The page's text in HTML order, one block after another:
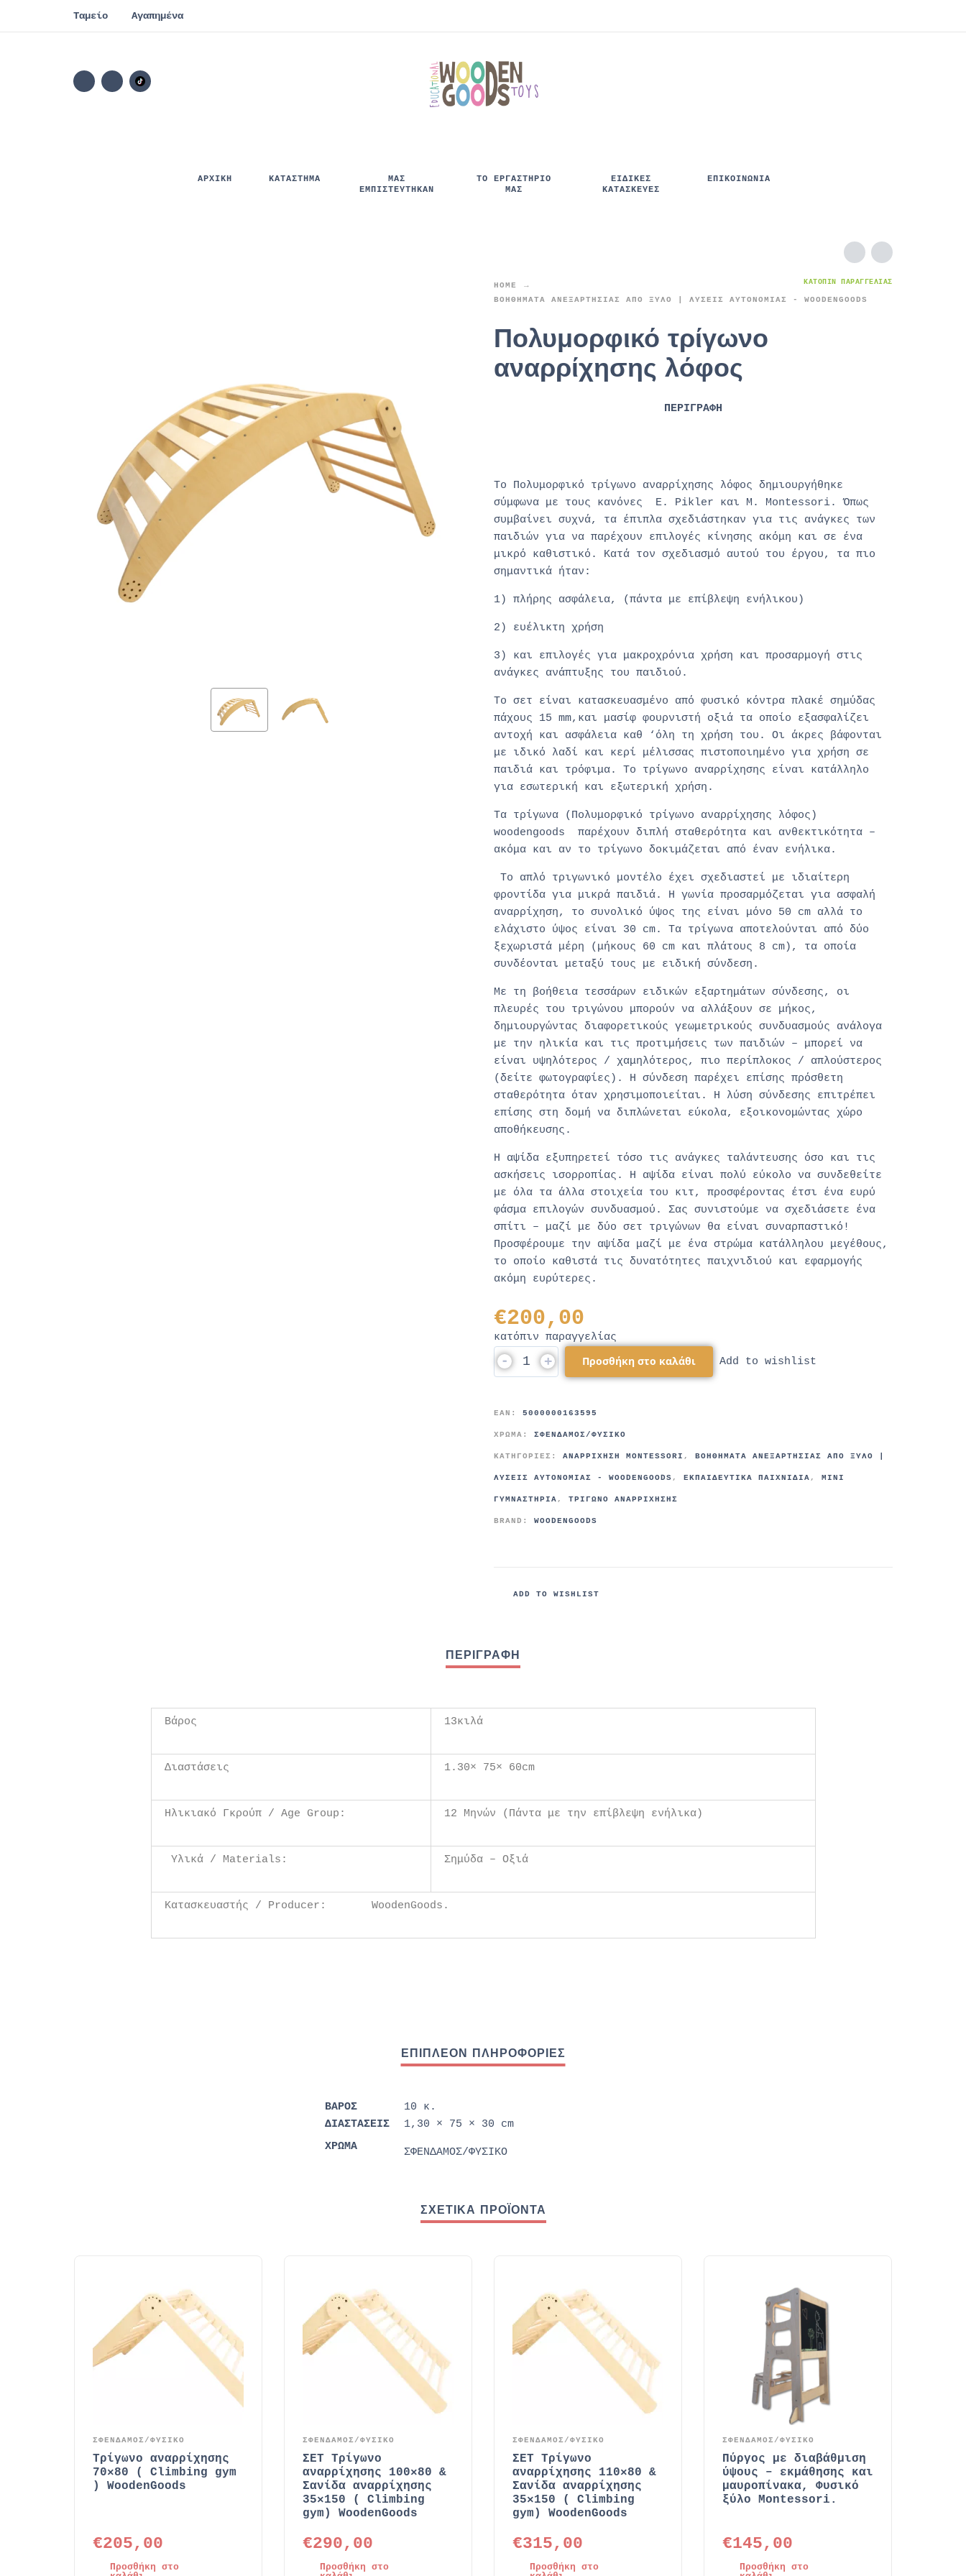
Ταμείο Αγαπημένα
ΑΡΧΙΚΗ ΚΑΤΑΣΤΗΜΑ
ΜΑΣ
ΕΜΠΙΣΤΕΥΤΉΚΑΝ
ΤΟ ΕΡΓΑΣΤΗΡΙΟ
ΜΑΣ
ΕΙΔΙΚΈΣ
ΚΑΤΑΣΚΕΥΈΣ
ΕΠΙΚΟΙΝΩΝΙΑ
HOME
ΒΟΗΘΉΜΑΤΑ ΑΝΕΞΑΡΤΗΣΊΑΣ ΑΠΌ ΞΎΛΟ | ΛΎΣΕΙΣ ΑΥΤΟΝΟΜΊΑΣ - WOODENGOODS
ΚΑΤΌΠΙΝ ΠΑΡΑΓΓΕΛΊΑΣ
Πολυμορφικό τρίγωνο
αναρρίχησης λόφος
ΠΕΡΙΓΡΑΦΗ
Το Πολυμορφικό τρίγωνο αναρρίχησης λόφος δημιουργήθηκε
σύμφωνα με τους κανόνες E. Pikler και M. Montessori. Όπως
συμβαίνει συχνά, τα έπιπλα σχεδιάστηκαν για τις ανάγκες των
παιδιών για να παρέχουν επιλογές κίνησης ακόμη και σε ένα
μικρό καθιστικό. Κατά τον σχεδιασμό αυτού του έργου, τα πιο
σημαντικά ήταν:
1) πλήρης ασφάλεια, (πάντα με επίβλεψη ενήλικου)
2) ευέλικτη χρήση
3) και επιλογές για μακροχρόνια χρήση και προσαρμογή στις
ανάγκες ανάπτυξης του παιδιού.
Το σετ είναι κατασκευασμένο από φυσικό κόντρα πλακέ σημύδας
πάχους 15 mm,και μασίφ φουρνιστή οξιά τα οποίο εξασφαλίζει
αντοχή και ασφάλεια καθ ‘όλη τη χρήση του. Οι άκρες βάφονται
με ιδικό λαδί και κερί μέλισσας πιστοποιημένο για χρήση σε
παιδιά και τρόφιμα. Το τρίγωνο αναρρίχησης είναι κατάλληλο
για εσωτερική και εξωτερική χρήση.
Τα τρίγωνα (Πολυμορφικό τρίγωνο αναρρίχησης λόφος)
woodengoods παρέχουν διπλή σταθερότητα και ανθεκτικότητα –
ακόμα και αν το τρίγωνο δοκιμάζεται από έναν ενήλικα.
Το απλό τριγωνικό μοντέλο έχει σχεδιαστεί με ιδιαίτερη
φροντίδα για μικρά παιδιά. Η γωνία προσαρμόζεται για ασφαλή
αναρρίχηση, το συνολικό ύψος της είναι μόνο 50 cm αλλά το
ελάχιστο ύψος είναι 30 cm. Τα τρίγωνα αποτελούνται από δύο
ξεχωριστά μέρη (μήκους 60 cm και πλάτους 8 cm), τα οποία
συνδέονται μεταξύ τους με ειδική σύνδεση.
Με τη βοήθεια τεσσάρων ειδικών εξαρτημάτων σύνδεσης, οι
πλευρές του τριγώνου μπορούν να αλλάξουν σε μήκος,
δημιουργώντας διαφορετικούς γεωμετρικούς συνδυασμούς ανάλογα
με την ηλικία και τις προτιμήσεις των παιδιών – μπορεί να
είναι υψηλότερος / χαμηλότερος, πιο περίπλοκος / απλούστερος
(δείτε φωτογραφίες). Η σύνδεση παρέχει επίσης πρόσθετη
σταθερότητα όταν χρησιμοποιείται. Η λύση σύνδεσης επιτρέπει
επίσης στη δομή να διπλώνεται εύκολα, εξοικονομώντας χώρο
αποθήκευσης.
Η αψίδα εξυπηρετεί τόσο τις ανάγκες ταλάντευσης όσο και τις
ασκήσεις ισορροπίας. Η αψίδα είναι πολύ εύκολο να συνδεθείτε
με όλα τα άλλα στοιχεία του κιτ, προσφέροντας έτσι ένα ευρύ
φάσμα επιλογών συνδυασμού. Σας συνιστούμε να σχεδιάσετε ένα
σπίτι – μαζί με δύο σετ τριγώνων θα είναι συναρπαστικό!
Προσφέρουμε την αψίδα μαζί με ένα στρώμα κατάλληλου μεγέθους,
το οποίο καθιστά τις δυνατότητες παιχνιδιού και εφαρμογής
ακόμη ευρύτερες.
€200,00
κατόπιν παραγγελίας
- + Προσθήκη στο καλάθι Add to wishlist
EAN: 5000000163595
ΧΡΩΜΑ: ΣΦΕΝΔΑΜΟΣ/ΦΥΣΙΚΟ
ΚΑΤΗΓΟΡΊΕΣ: ΑΝΑΡΡΊΧΗΣΗ MONTESSORI , ΒΟΗΘΉΜΑΤΑ ΑΝΕΞΑΡΤΗΣΊΑΣ ΑΠΌ ΞΎΛΟ |
ΛΎΣΕΙΣ ΑΥΤΟΝΟΜΊΑΣ - WOODENGOODS , ΕΚΠΑΙΔΕΥΤΙΚΆ ΠΑΙΧΝΊΔΙΑ , ΜΙΝΙ
ΓΥΜΝΑΣΤΉΡΙΑ , ΤΡΊΓΩΝΟ ΑΝΑΡΡΊΧΗΣΗΣ
BRAND: WOODENGOODS
ADD TO WISHLIST
Βάρος 13κιλά
Διαστάσεις 1.30× 75× 60cm
Ηλικιακό Γκρούπ / Age Group: 12 Μηνών (Πάντα με την επίβλεψη ενήλικα)
Υλικά / Materials: Σημύδα – Οξιά
Κατασκευαστής / Producer: WoodenGoods.
ΒΆΡΟΣ
10 κ.
ΔΙΑΣΤΆΣΕΙΣ
1,30 × 75 × 30 cm
ΧΡΩΜΑ
ΣΦΕΝΔΑΜΟΣ/ΦΥΣΙΚΟ
ΣΧΕΤΙΚΆ ΠΡΟΪΌΝΤΑ
ΣΦΕΝΔΑΜΟΣ/ΦΥΣΙΚΟ
Τρίγωνο αναρρίχησης
70×80 ( Climbing gym
) WoodenGoods
€205,00
Προσθήκη στο
ΣΦΕΝΔΑΜΟΣ/ΦΥΣΙΚΟ
ΣΕΤ Τρίγωνο
αναρρίχησης 100×80 &
Σανίδα αναρρίχησης
35×150 ( Climbing
gym) WoodenGoods
€290,00
Προσθήκη στο
ΣΦΕΝΔΑΜΟΣ/ΦΥΣΙΚΟ
ΣΕΤ Τρίγωνο
αναρρίχησης 110×80 &
Σανίδα αναρρίχησης
35×150 ( Climbing
gym) WoodenGoods
€315,00
Προσθήκη στο
ΣΦΕΝΔΑΜΟΣ/ΦΥΣΙΚΟ
Πύργος με διαβάθμιση
ύψους – εκμάθησης και
μαυροπίνακα, Φυσικό
ξύλο Montessori.
€145,00
Προσθήκη στο